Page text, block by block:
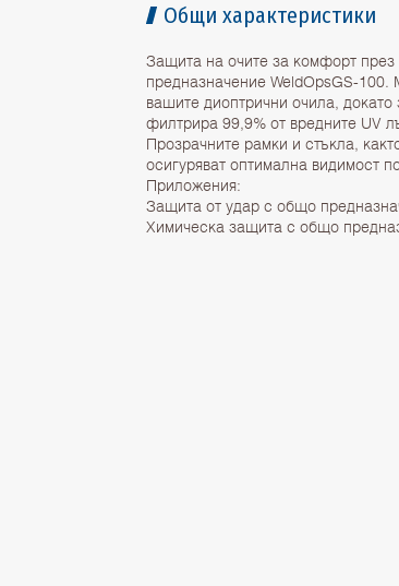
Общи характеристики
Защита на очите за комфорт
предназначение WeldOpsGS-
вашите диоптрични очила,
филтрира 99,9% от вредните UV
Прозрачните рамки и стъкла,
осигуряват оптимална видимост
Приложения:
Защита от удар с общо
Химическа защита с общо